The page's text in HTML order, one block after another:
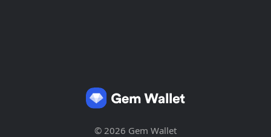
© 2026 Gem Wallet